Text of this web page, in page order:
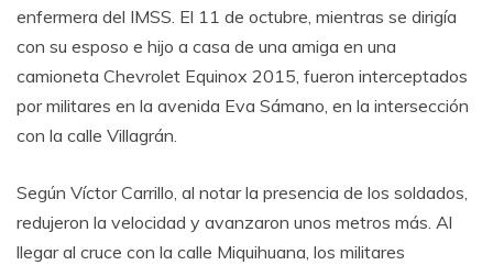
enfermera del IMSS. El 11 de octubre, mientras se dirigía
con su esposo e hijo a casa de una amiga en una
camioneta Chevrolet Equinox 2015, fueron interceptados
por militares en la avenida Eva Sámano, en la intersección
con la calle Villagrán.
Según Víctor Carrillo, al notar la presencia de los soldados,
redujeron la velocidad y avanzaron unos metros más. Al
llegar al cruce con la calle Miquihuana, los militares